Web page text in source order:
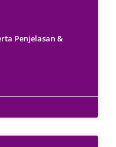
Penjelasan &